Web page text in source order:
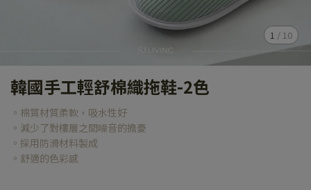
1 / 10
韓國手工輕舒棉織拖鞋-2色
。棉質材質柔軟，吸水性好
。減少了對樓層之間噪音的擔憂
。採用防滑材料製成
。舒適的色彩感